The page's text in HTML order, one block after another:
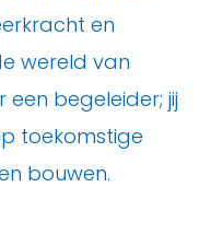
en
wereld van
begeleider; jij
toekomstige
bouwen.